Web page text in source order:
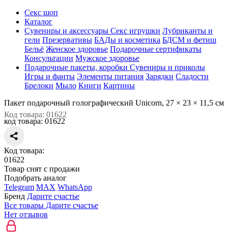
Секс шоп
Каталог
Сувениры и аксессуары Секс игрушки Лубриканты и
гели Презервативы БАДы и косметика БДСМ и фетиш
Бельё Женское здоровье Подарочные сертификаты
Консультации Мужское здоровье
Подарочные пакеты, коробки Сувениры и приколы
Игры и фанты Элементы питания Зарядки Сладости
Брелоки Мыло Книги Картины
Пакет подарочный голографический Unicorn, 27 × 23 × 11,5 см
Код товара: 01622
код товара: 01622
Код товара:
01622
Товар снят с продажи
Подобрать аналог
Telegram MAX WhatsApp
Бренд Дарите счастье
Все товары Дарите счастье
Нет отзывов